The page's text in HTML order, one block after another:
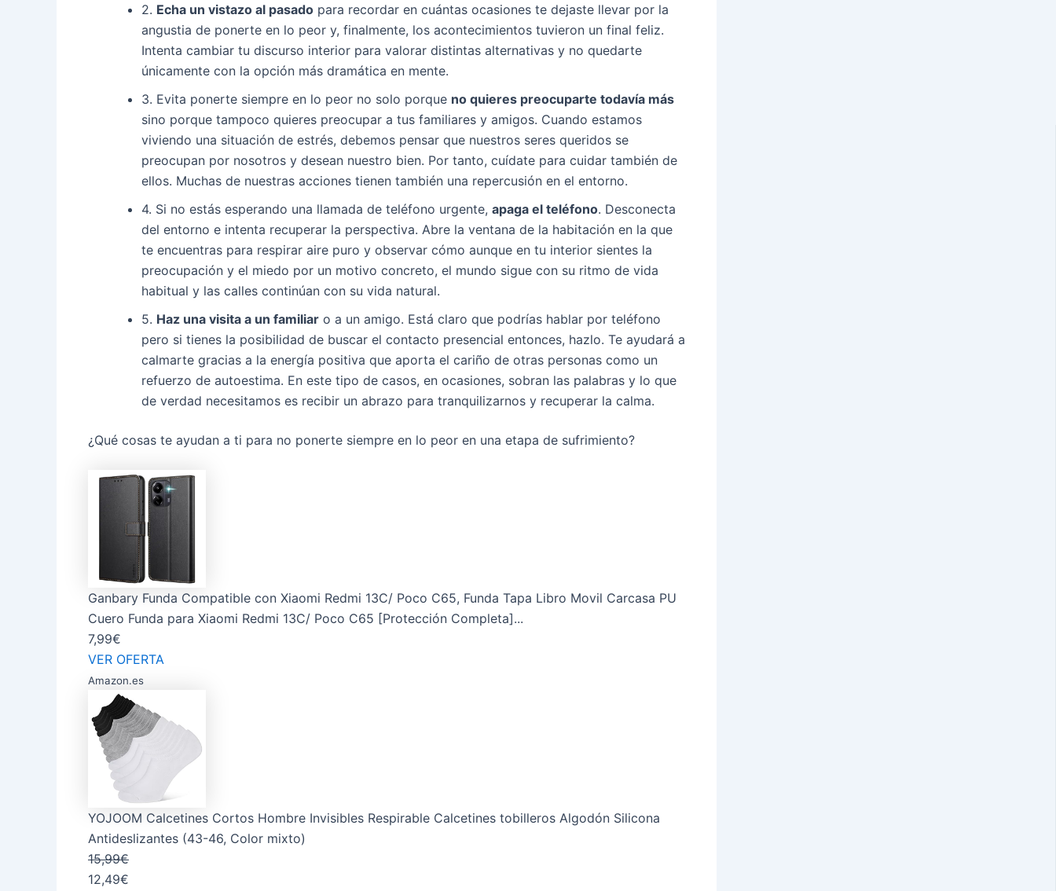
2. Echa un vistazo al pasado para recordar en cuántas ocasiones te dejaste llevar por la
angustia de ponerte en lo peor y, finalmente, los acontecimientos tuvieron un final feliz.
Intenta cambiar tu discurso interior para valorar distintas alternativas y no quedarte
únicamente con la opción más dramática en mente.
3. Evita ponerte siempre en lo peor no solo porque no quieres preocuparte todavía más
sino porque tampoco quieres preocupar a tus familiares y amigos. Cuando estamos
viviendo una situación de estrés, debemos pensar que nuestros seres queridos se
preocupan por nosotros y desean nuestro bien. Por tanto, cuídate para cuidar también de
ellos. Muchas de nuestras acciones tienen también una repercusión en el entorno.
4. Si no estás esperando una llamada de teléfono urgente, apaga el teléfono. Desconecta
del entorno e intenta recuperar la perspectiva. Abre la ventana de la habitación en la que
te encuentras para respirar aire puro y observar cómo aunque en tu interior sientes la
preocupación y el miedo por un motivo concreto, el mundo sigue con su ritmo de vida
habitual y las calles continúan con su vida natural.
5. Haz una visita a un familiar o a un amigo. Está claro que podrías hablar por teléfono
pero si tienes la posibilidad de buscar el contacto presencial entonces, hazlo. Te ayudará a
calmarte gracias a la energía positiva que aporta el cariño de otras personas como un
refuerzo de autoestima. En este tipo de casos, en ocasiones, sobran las palabras y lo que
de verdad necesitamos es recibir un abrazo para tranquilizarnos y recuperar la calma.
¿Qué cosas te ayudan a ti para no ponerte siempre en lo peor en una etapa de sufrimiento?
Ganbary Funda Compatible con Xiaomi Redmi 13C/ Poco C65, Funda Tapa Libro Movil Carcasa PU
Cuero Funda para Xiaomi Redmi 13C/ Poco C65 [Protección Completa]...
7,99€
VER OFERTA
Amazon.es
YOJOOM Calcetines Cortos Hombre Invisibles Respirable Calcetines tobilleros Algodón Silicona
Antideslizantes (43-46, Color mixto)
15,99€
12,49€